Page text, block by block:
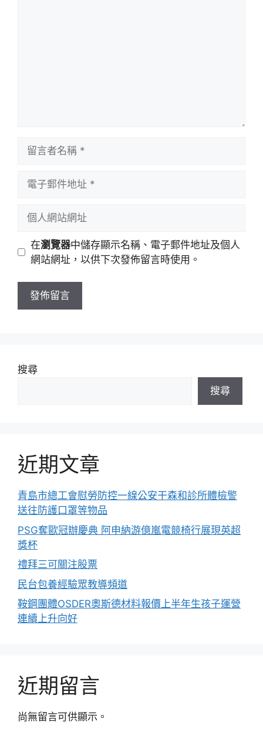
址
站
址
在瀏覽器中儲存顯示名稱、電子郵件地址及個人
網站網址，以供下次發佈留言時使用。
搜尋
搜尋
近期文章
青島市總工會慰勞防控一線公安干森和診所體檢警
送往防護口罩等物品
PSG奪歐冠辦慶典 阿申納游億嵐電競椅行展現英超
獎杯
禮拜三可關注股票
民台包養經驗眾教導頻道
鞍鋼團體OSDER奧斯德材料報價上半年生孩子運營
連續上升向好
近期留言
尚無留言可供顯示。